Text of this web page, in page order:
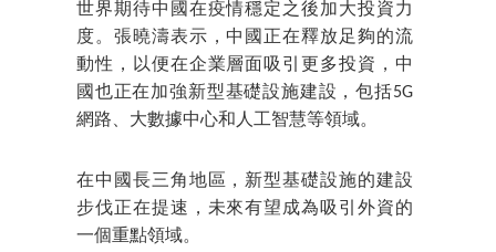
世界期待中國在疫情穩定之後加大投資力
度。張曉濤表示，中國正在釋放足夠的流
動性，以便在企業層面吸引更多投資，中
國也正在加強新型基礎設施建設，包括5G
網路、大數據中心和人工智慧等領域。
在中國長三角地區，新型基礎設施的建設
步伐正在提速，未來有望成為吸引外資的
一個重點領域。